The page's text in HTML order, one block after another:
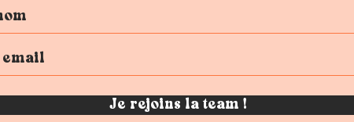
Je rejoins la team !